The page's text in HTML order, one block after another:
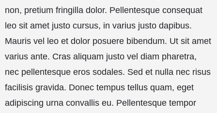
non, pretium fringilla dolor. Pellentesque consequat
leo sit amet justo cursus, in varius justo dapibus.
Mauris vel leo et dolor posuere bibendum. Ut sit amet
varius ante. Cras aliquam justo vel diam pharetra,
nec pellentesque eros sodales. Sed et nulla nec risus
facilisis gravida. Donec tempus tellus quam, eget
adipiscing urna convallis eu. Pellentesque tempor